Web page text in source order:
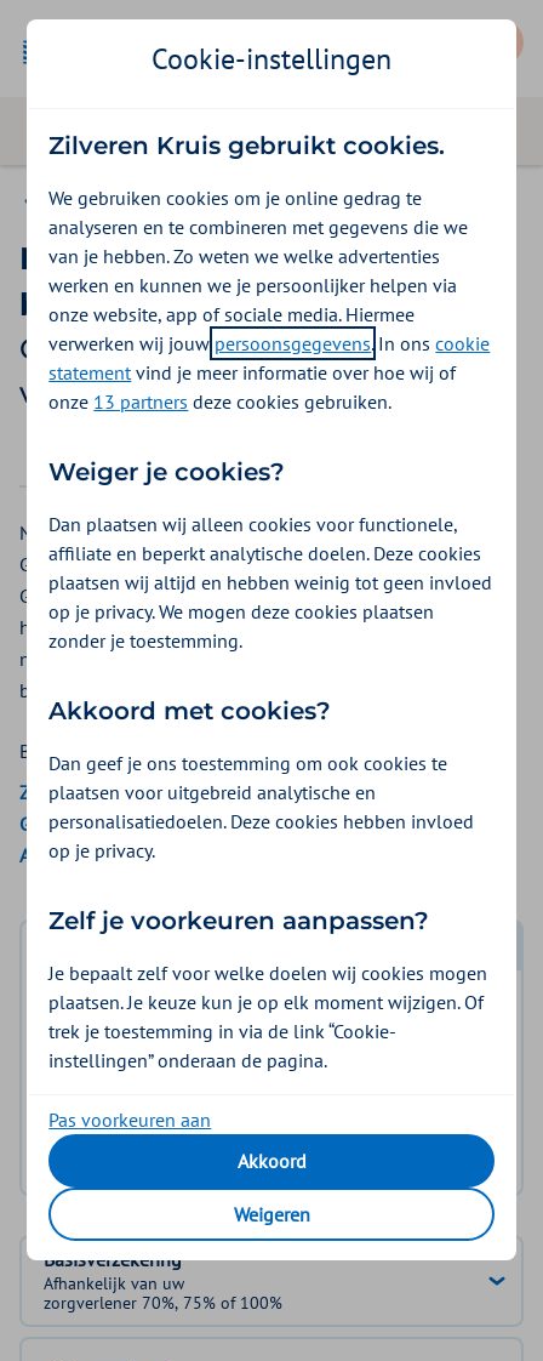
Gemeente Amsterdam
Niet-spoedeisende zorg in het
buitenland
Gemeente Amsterdam
vergoedingen 2026
2025 2026
Niet-spoedeisende zorg is zorg die u vooraf kunt plannen.
Gaat u voor niet-spoedeisende zorg naar het buitenland?
Gemeente Amsterdam heeft hiervoor een vergoeding. De
hoogte van de vergoeding hangt af of u gecontracteerde of
niet-gecontracteerde zorg krijgt. We vergoeden geen
behandelingen die we in Nederland ook niet vergoeden.
Bekijk de vergoedingen van:
Zilveren Kruis
Gemeenten Optimaal
Aon Vitaal
Log in en bekijk welke vergoeding en voorwaarden
voor u gelden.
Basisverzekering
Afhankelijk van uw
zorgverlener 70%, 75% of 100%
Cookie-instellingen
Zilveren Kruis gebruikt cookies.
We gebruiken cookies om je online gedrag te
analyseren en te combineren met gegevens die we
van je hebben. Zo weten we welke advertenties
werken en kunnen we je persoonlijker helpen via
onze website, app of sociale media. Hiermee
verwerken wij jouw persoonsgegevens. In onscookie
statementvind je meer informatie over hoe wij of
onze 13 partners deze cookies gebruiken.
Weiger je cookies?
Dan plaatsen wij alleen cookies voor functionele,
affiliate en beperkt analytische doelen. Deze cookies
plaatsen wij altijd en hebben weinig tot geen invloed
op je privacy. We mogen deze cookies plaatsen
zonder je toestemming.
Akkoord met cookies?
Dan geef je ons toestemming om ook cookies te
plaatsen voor uitgebreid analytische en
personalisatiedoelen. Deze cookies hebben invloed
op je privacy.
Zelf je voorkeuren aanpassen?
Je bepaalt zelf voor welke doelen wij cookies mogen
plaatsen. Je keuze kun je op elk moment wijzigen. Of
trek je toestemming in via de link “Cookie-
instellingen” onderaan de pagina.
Pas voorkeuren aan
Akkoord
Weigeren